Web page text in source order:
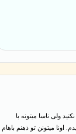
ولی ناسا میتونه با
اونا میتونن تو ذهنم باهام